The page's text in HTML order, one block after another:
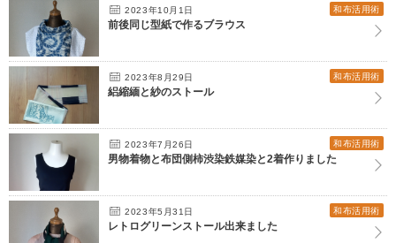
2023年10月1日 和布活用術
前後同じ型紙で作るブラウス
2023年8月29日 和布活用術
絽縮緬と紗のストール
2023年7月26日 和布活用術
男物着物と布団側柿渋染鉄媒染と2着作りました
2023年5月31日 和布活用術
レトログリーンストール出来ました